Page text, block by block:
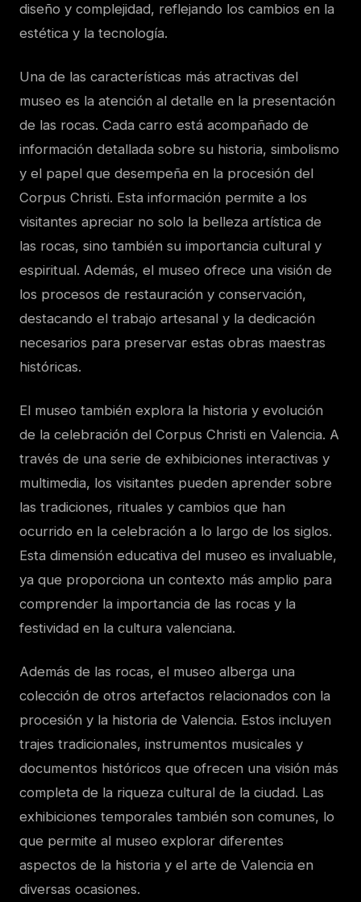
diseño y complejidad, reflejando los cambios en la
estética y la tecnología.
Una de las características más atractivas del
museo es la atención al detalle en la presentación
de las rocas. Cada carro está acompañado de
información detallada sobre su historia, simbolismo
y el papel que desempeña en la procesión del
Corpus Christi. Esta información permite a los
visitantes apreciar no solo la belleza artística de
las rocas, sino también su importancia cultural y
espiritual. Además, el museo ofrece una visión de
los procesos de restauración y conservación,
destacando el trabajo artesanal y la dedicación
necesarios para preservar estas obras maestras
históricas.
El museo también explora la historia y evolución
de la celebración del Corpus Christi en Valencia. A
través de una serie de exhibiciones interactivas y
multimedia, los visitantes pueden aprender sobre
las tradiciones, rituales y cambios que han
ocurrido en la celebración a lo largo de los siglos.
Esta dimensión educativa del museo es invaluable,
ya que proporciona un contexto más amplio para
comprender la importancia de las rocas y la
festividad en la cultura valenciana.
Además de las rocas, el museo alberga una
colección de otros artefactos relacionados con la
procesión y la historia de Valencia. Estos incluyen
trajes tradicionales, instrumentos musicales y
documentos históricos que ofrecen una visión más
completa de la riqueza cultural de la ciudad. Las
exhibiciones temporales también son comunes, lo
que permite al museo explorar diferentes
aspectos de la historia y el arte de Valencia en
diversas ocasiones.